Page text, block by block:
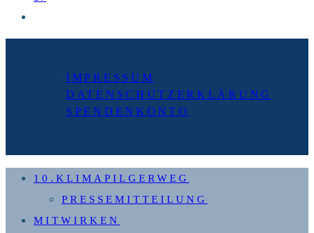
nächsten
IMPRESSUM
DATENSCHUTZERKLÄRUNG
SPENDENKONTO
10.KLIMAPILGERWEG
PRESSEMITTEILUNG
MITWIRKEN